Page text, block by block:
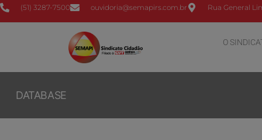
(51) 3287-7500 ouvidoria@semapirs.com.br Rua General
O
DATABASE